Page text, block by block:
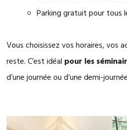
Parking gratuit pour tous
Vous choisissez vos horaires, vos
reste. C’est idéal pour les
d’une journée ou d’une demi-